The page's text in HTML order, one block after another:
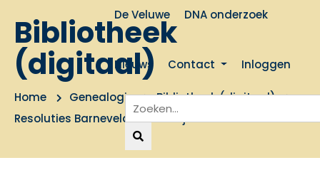
De Veluwe DNA onderzoek
Nieuws Contact Inloggen
Bibliotheek
(digitaal)
Home Genealogie
Bibliotheek (digitaal)
Resoluties Barneveldse Ambtsjonkers 1649-1811